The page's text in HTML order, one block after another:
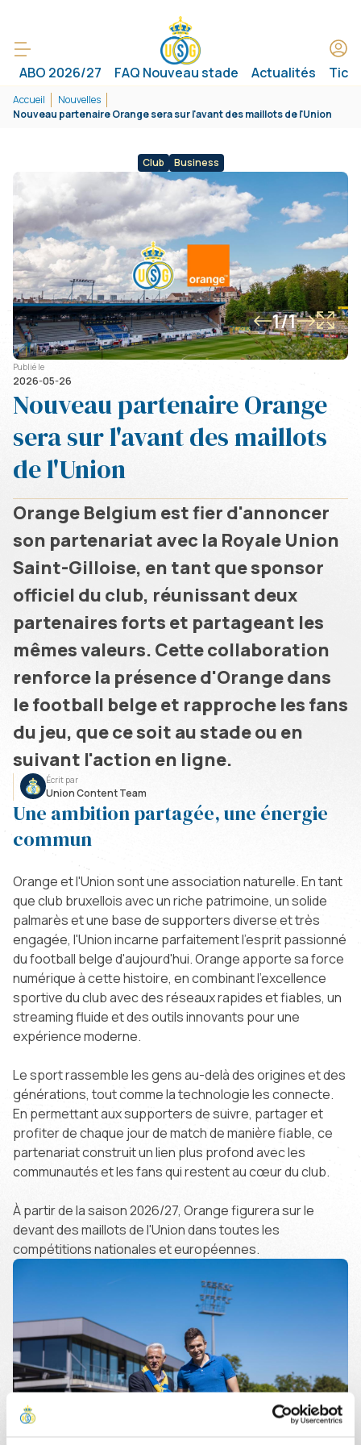
ABO 2026/27 FAQ Nouveau stade Actualités
Accueil
Nouvelles
Nouveau partenaire Orange sera sur l'avant des maillots de l'Union
Club Business
1/1
Publié le
2026-05-26
Nouveau partenaire Orange
sera sur l'avant des maillots
de l'Union
Orange Belgium est fier d'annoncer
son partenariat avec la Royale Union
Saint-Gilloise, en tant que sponsor
officiel du club, réunissant deux
partenaires forts et partageant les
mêmes valeurs. Cette collaboration
renforce la présence d'Orange dans
le football belge et rapproche les fans
du jeu, que ce soit au stade ou en
suivant l'action en ligne.
Écrit par
Union Content Team
Une ambition partagée, une énergie
commun
Orange et l'Union sont une association naturelle. En tant
que club bruxellois avec un riche patrimoine, un solide
palmarès et une base de supporters diverse et très
engagée, l'Union incarne parfaitement l'esprit passionné
du football belge d'aujourd'hui. Orange apporte sa force
numérique à cette histoire, en combinant l'excellence
sportive du club avec des réseaux rapides et fiables, un
streaming fluide et des outils innovants pour une
expérience moderne.
Le sport rassemble les gens au-delà des origines et des
générations, tout comme la technologie les connecte.
En permettant aux supporters de suivre, partager et
profiter de chaque jour de match de manière fiable, ce
partenariat construit un lien plus profond avec les
communautés et les fans qui restent au cœur du club.
À partir de la saison 2026/27, Orange figurera sur le
devant des maillots de l'Union dans toutes les
compétitions nationales et européennes.